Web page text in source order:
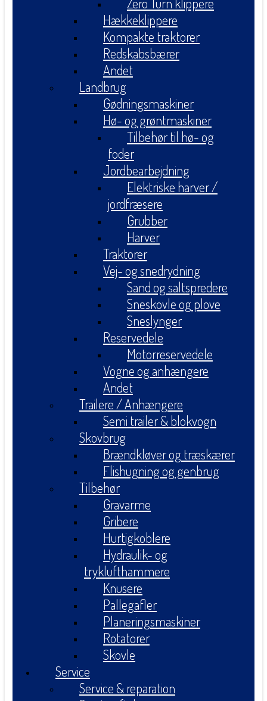
Hækkeklippere
Kompakte traktorer
Redskabsbærer
Andet
Landbrug
Gødningsmaskiner
Hø- og grøntmaskiner
Tilbehør til hø- og
foder
Jordbearbejdning
Elektriske harver /
jordfræsere
Grubber
Harver
Traktorer
Vej- og snedrydning
Sand og saltspredere
Sneskovle og plove
Sneslynger
Reservedele
Motorreservedele
Vogne og anhængere
Andet
Trailere / Anhængere
Semi trailer & blokvogn
Skovbrug
Brændkløver og træskærer
Flishugning og genbrug
Tilbehør
Gravarme
Gribere
Hurtigkoblere
Hydraulik- og
tryklufthammere
Knusere
Pallegafler
Planeringsmaskiner
Rotatorer
Skovle
Service
Service & reparation